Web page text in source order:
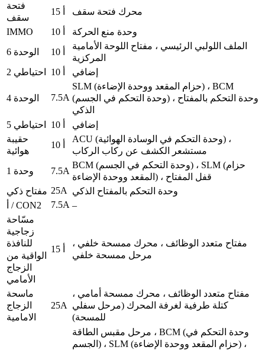
فتحة
سقف
محرك فتحة سقف
IMMO
وحدة منع الحركة
الوحدة 6
الملف اللولبي الرئيسي ، مفتاح اللوحة الأمامية
المركزية
احتياطي 2
إضافي
الوحدة 4 7.5A
SLM (حزام المقعد ووحدة الإضاءة) ، BCM
(وحدة التحكم في الجسم) ، وحدة التحكم بالمفتاح
الذكي
احتياطي 5
إضافي
حقيبة
هوائية
ACU (وحدة التحكم في الوسادة الهوائية) ،
مستشعر الكشف عن ركاب الركاب
وحدة 1
7.5A
BCM (وحدة التحكم في الجسم) ، SLM (حزام
المقعد ووحدة الإضاءة) ، قفل المفتاح
مفتاح ذكي 25A
وحدة التحكم بالمفتاح الذكي
أ / CON2
7.5A –
مسّاحة
زجاجية
للنافذة
الواقية من
الزجاج
الأمامي
مفتاح متعدد الوظائف ، محرك ممسحة خلفي ،
مرحل ممسحة خلفي
ماسحة
الزجاج
الامامية
25A
مفتاح متعدد الوظائف ، محرك ممسحة أمامي ،
كتلة طرفية لغرفة المحرك (مرحل سفلي
للمسحة)
مرحل مقبس الطاقة ، BCM (وحدة التحكم في
الجسم) ، SLM (حزام المقعد ووحدة الإضاءة) ،